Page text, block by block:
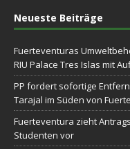
Neueste Beiträge
Fuerteventuras
RIU Palace Tres Islas mit
PP fordert sofortige
Tarajal im Süden von
Fuerteventura zieht
Studenten vor